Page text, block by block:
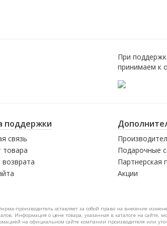
При
принимаем к
поддержки
связь
товара
Подарочные
Партнерская
Акции
производитель оставляет за собой право на внесение
Информация о цене товара, указанная в каталоге на
на официальном сайте компании производителя или